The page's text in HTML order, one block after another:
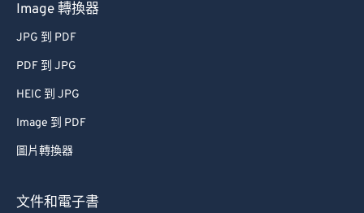
Image 轉換器
JPG 到 PDF
PDF 到 JPG
HEIC 到 JPG
Image 到 PDF
圖片轉換器
文件和電子書